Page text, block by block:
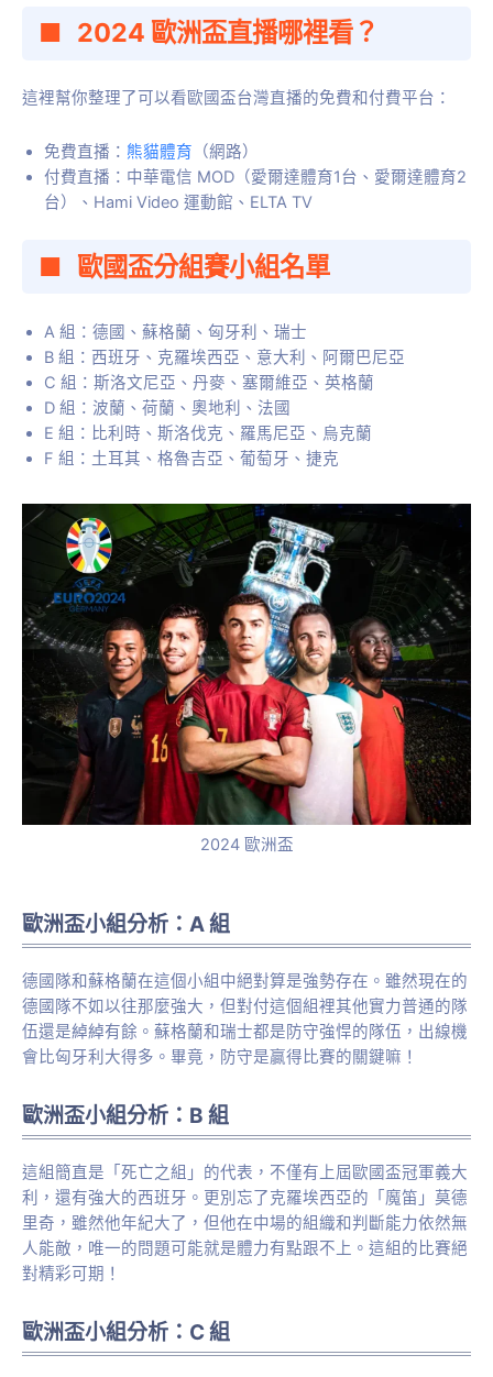
2024 歐洲盃直播哪裡看？
這裡幫你整理了可以看歐國盃台灣直播的免費和付費平台：
免費直播： 熊貓體育 （網路）
付費直播：中華電信 MOD（愛爾達體育1台、愛爾達體育2
台）、Hami Video 運動館、ELTA TV
歐國盃分組賽小組名單
A 組：德國、蘇格蘭、匈牙利、瑞士
B 組：西班牙、克羅埃西亞、意大利、阿爾巴尼亞
C 組：斯洛文尼亞、丹麥、塞爾維亞、英格蘭
D 組：波蘭、荷蘭、奧地利、法國
E 組：比利時、斯洛伐克、羅馬尼亞、烏克蘭
F 組：土耳其、格魯吉亞、葡萄牙、捷克
2024 歐洲盃
歐洲盃小組分析：A 組
德國隊和蘇格蘭在這個小組中絕對算是強勢存在。雖然現在的
德國隊不如以往那麼強大，但對付這個組裡其他實力普通的隊
伍還是綽綽有餘。蘇格蘭和瑞士都是防守強悍的隊伍，出線機
會比匈牙利大得多。畢竟，防守是贏得比賽的關鍵嘛！
歐洲盃小組分析：B 組
這組簡直是「死亡之組」的代表，不僅有上屆歐國盃冠軍義大
利，還有強大的西班牙。更別忘了克羅埃西亞的「魔笛」莫德
里奇，雖然他年紀大了，但他在中場的組織和判斷能力依然無
人能敵，唯一的問題可能就是體力有點跟不上。這組的比賽絕
對精彩可期！
歐洲盃小組分析：C 組